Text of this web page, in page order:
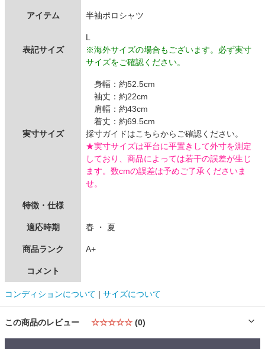
アイテム 半袖ポロシャツ
表記サイズ
L
※海外サイズの場合もございます。必ず実寸
サイズをご確認ください。
実寸サイズ
身幅：約52.5cm
袖丈：約22cm
肩幅：約43cm
着丈：約69.5cm
採寸ガイドはこちらからご確認ください。
★実寸サイズは平台に平置きして外寸を測定
しており、商品によっては若干の誤差が生じ
ます。数cmの誤差は予めご了承くださいま
せ。
特徴・仕様
適応時期 春 ・ 夏
商品ランク A+
コメント
コンディションについて | サイズについて
この商品のレビュー ☆☆☆☆☆ (0)